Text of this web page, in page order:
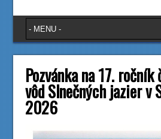
Pozvánka na 17.
vôd Slnečných jazier v
2026